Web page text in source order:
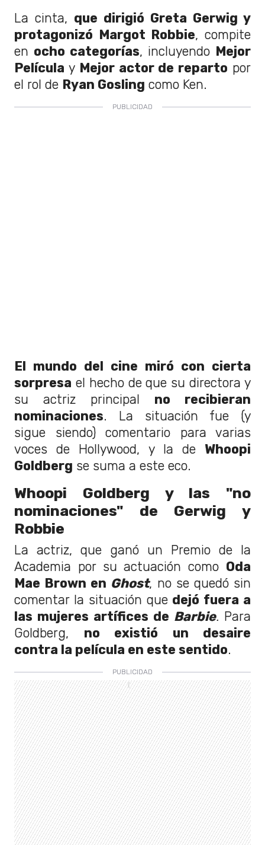
La cinta, que dirigió Greta Gerwig y
protagonizó Margot Robbie, compite
en ocho categorías, incluyendo Mejor
Película y Mejor actor de reparto por
el rol de Ryan Gosling como Ken.
El mundo del cine miró con cierta
sorpresa el hecho de que su directora y
su actriz principal no recibieran
nominaciones. La situación fue (y
sigue siendo) comentario para varias
voces de Hollywood, y la de Whoopi
Goldberg se suma a este eco.
Whoopi Goldberg y las "no
nominaciones" de Gerwig y
Robbie
La actriz, que ganó un Premio de la
Academia por su actuación como Oda
Mae Brown en Ghost, no se quedó sin
comentar la situación que dejó fuera a
las mujeres artífices de Barbie. Para
Goldberg, no existió un desaire
contra la película en este sentido.